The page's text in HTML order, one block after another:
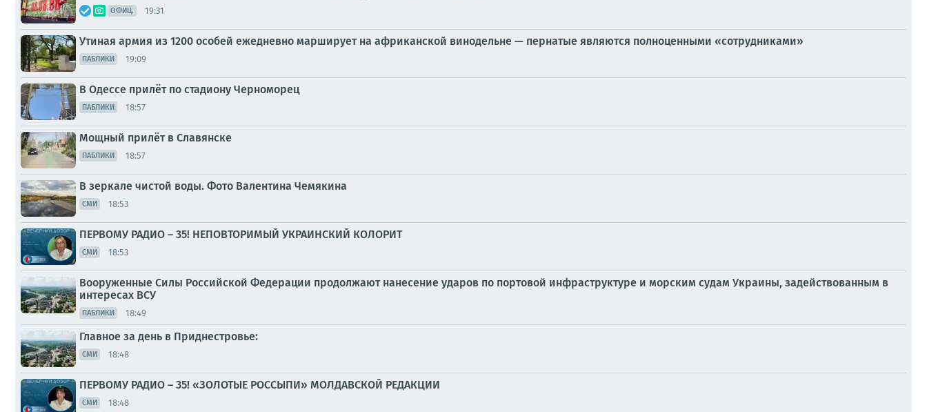
ОФИЦ. 19:31
Утиная армия из 1200 особей ежедневно марширует на африканской винодельне — пернатые являются полноценными «сотрудниками»
ПАБЛИКИ 19:09
В Одессе прилёт по стадиону Черноморец
ПАБЛИКИ 18:57
Мощный прилёт в Славянске
ПАБЛИКИ 18:57
В зеркале чистой воды. Фото Валентина Чемякина
СМИ 18:53
ПЕРВОМУ РАДИО – 35! НЕПОВТОРИМЫЙ УКРАИНСКИЙ КОЛОРИТ
СМИ 18:53
Вооруженные Силы Российской Федерации продолжают нанесение ударов по портовой инфраструктуре и морским судам Украины, задействованным в
интересах ВСУ
ПАБЛИКИ 18:49
Главное за день в Приднестровье:
СМИ 18:48
ПЕРВОМУ РАДИО – 35! «ЗОЛОТЫЕ РОССЫПИ» МОЛДАВСКОЙ РЕДАКЦИИ
СМИ 18:48